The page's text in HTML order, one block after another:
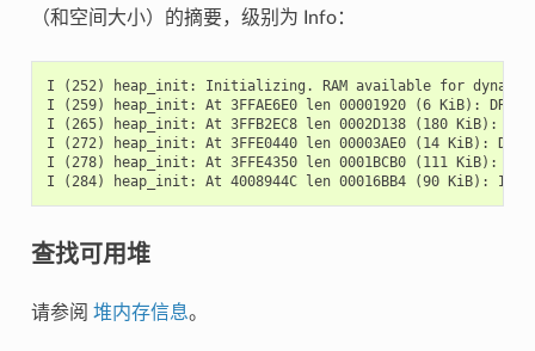
（和空间大小）的摘要，级别为 Info：
I (252) heap_init: Initializing. RAM available for
I (259) heap_init: At 3FFAE6E0 len 00001920 (6 KiB): DRAM
I (265) heap_init: At 3FFB2EC8 len 0002D138 (180 KiB):
I (272) heap_init: At 3FFE0440 len 00003AE0 (14 KiB): D/
I (278) heap_init: At 3FFE4350 len 0001BCB0 (111 KiB): D/
查找可用堆
请参阅 堆内存信息。